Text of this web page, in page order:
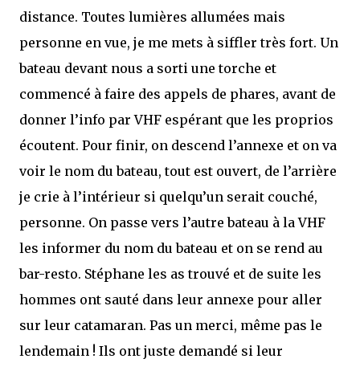
distance. Toutes lumières allumées mais
personne en vue, je me mets à siffler très fort. Un
bateau devant nous a sorti une torche et
commencé à faire des appels de phares, avant de
donner l’info par VHF espérant que les proprios
écoutent. Pour finir, on descend l’annexe et on va
voir le nom du bateau, tout est ouvert, de l’arrière
je crie à l’intérieur si quelqu’un serait couché,
personne. On passe vers l’autre bateau à la VHF
les informer du nom du bateau et on se rend au
bar-resto. Stéphane les as trouvé et de suite les
hommes ont sauté dans leur annexe pour aller
sur leur catamaran. Pas un merci, même pas le
lendemain ! Ils ont juste demandé si leur